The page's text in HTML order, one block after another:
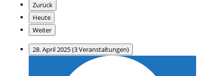
Zurück
Heute
Weiter
28. April 2025(3 Veranstaltungen)